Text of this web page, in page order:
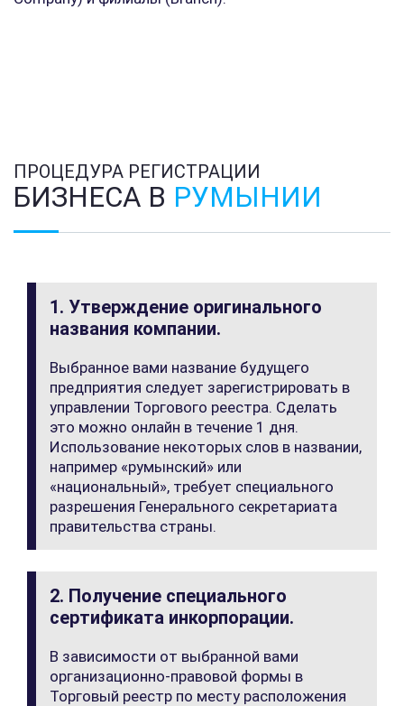
ПРОЦЕДУРА РЕГИСТРАЦИИ
БИЗНЕСА В РУМЫНИИ
1. Утверждение оригинального
названия компании.
Выбранное вами название будущего
предприятия следует зарегистрировать в
управлении Торгового реестра. Сделать
это можно онлайн в течение 1 дня.
Использование некоторых слов в названии,
например «румынский» или
«национальный», требует специального
разрешения Генерального секретариата
правительства страны.
2. Получение специального
сертификата инкорпорации.
В зависимости от выбранной вами
организационно-правовой формы в
Торговый реестр по месту расположения